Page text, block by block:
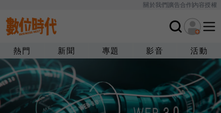
關於我們廣告合作內容授權
熱門 新聞 專題 影音 活動